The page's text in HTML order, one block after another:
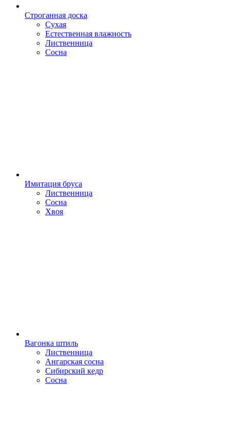
Строганная доска
Сухая
Естественная влажность
Лиственница
Сосна
Имитация бруса
Лиственница
Сосна
Хвоя
Вагонка штиль
Лиственница
Ангарская сосна
Сибирский кедр
Сосна